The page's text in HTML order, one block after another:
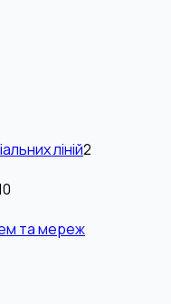
ліній2
та мереж